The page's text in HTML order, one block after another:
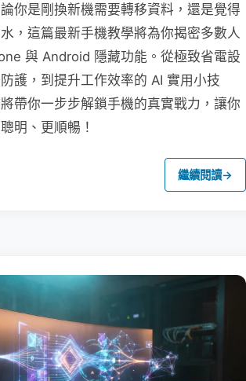
你是剛換新機需要轉移資料，還是覺得
，這篇最新手機教學將為你揭密多數人
與 Android 隱藏功能。從極致省電設
護，到提升工作效率的 AI 實用小技
帶你一步步解鎖手機的真實戰力，讓你
明、更順暢！
繼續閱讀→